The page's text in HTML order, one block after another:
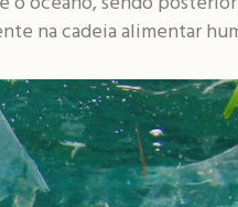
na cadeia alimentar